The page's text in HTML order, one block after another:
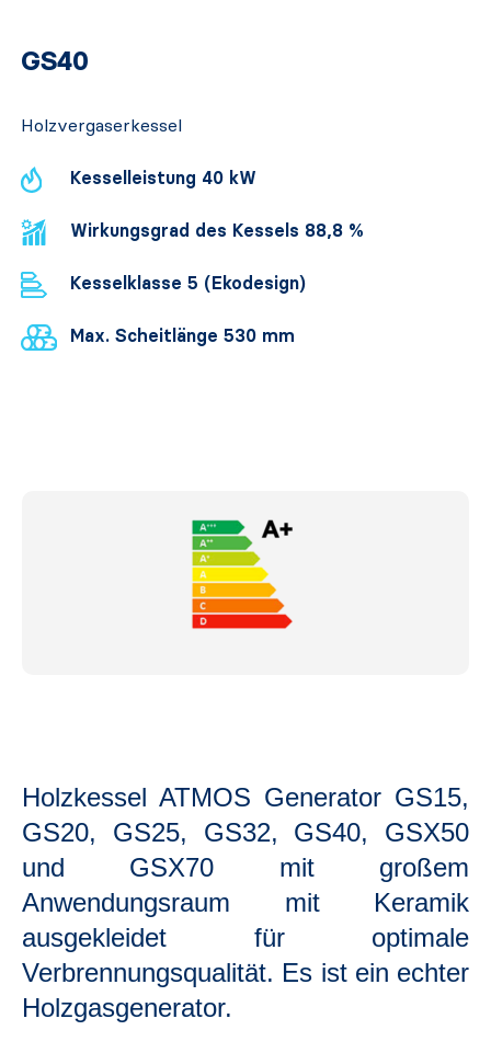
GS40
Holzvergaserkessel
Kesselleistung 40 kW
Wirkungsgrad des Kessels 88,8 %
Kesselklasse 5 (Ekodesign)
Max. Scheitlänge 530 mm
Holzkessel ATMOS Generator GS15,
GS20, GS25, GS32, GS40, GSX50
und GSX70 mit großem
Anwendungsraum mit Keramik
ausgekleidet für optimale
Verbrennungsqualität. Es ist ein echter
Holzgasgenerator.